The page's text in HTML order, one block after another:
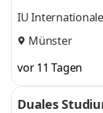
l
IU
Münster
vor 11 Tagen
Duales